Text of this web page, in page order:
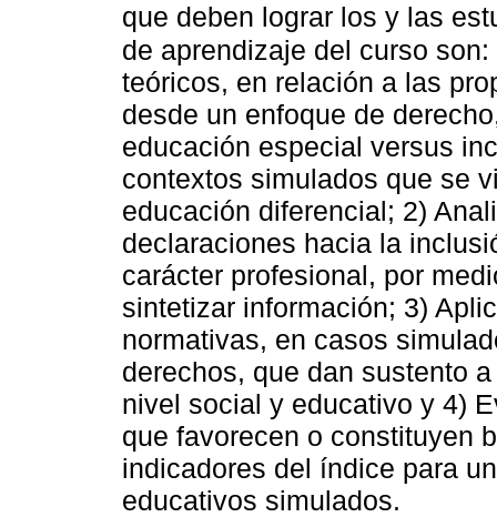
que deben lograr los y las
de aprendizaje del curso
teóricos, en relación a las
desde un enfoque de
educación especial versus
contextos simulados que se
educación diferencial; 2)
declaraciones hacia la
carácter profesional, por
sintetizar información; 3)
normativas, en casos
derechos, que dan sustento
nivel social y educativo y 4)
que favorecen o constituyen
indicadores del índice para
educativos simulados.